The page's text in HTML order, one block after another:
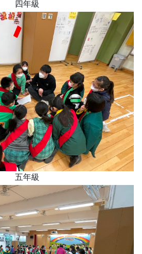
四年級
五年級